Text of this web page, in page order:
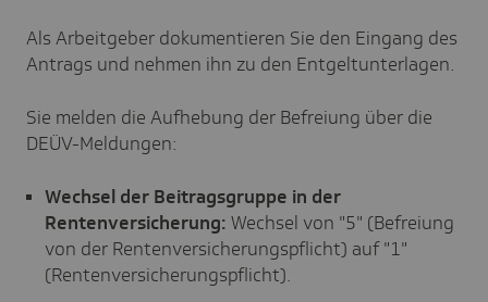
Als Arbeitgeber dokumentieren Sie den Eingang des
Antrags und nehmen ihn zu den Entgeltunterlagen.
Sie melden die Aufhebung der Befreiung über die
DEÜV-Meldungen:
Wechsel der Beitragsgruppe in der
Rentenversicherung: Wechsel von "5" (Befreiung
von der Rentenversicherungspflicht) auf "1"
(Rentenversicherungspflicht).